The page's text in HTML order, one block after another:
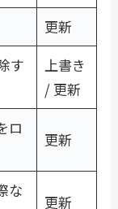
更新
す
上書き
/ 更新
ロ
更新
な
更新